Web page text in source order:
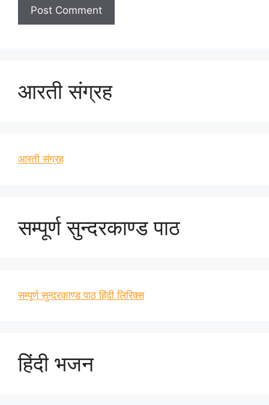
आरती संग्रह
आरती संग्रह
सम्पूर्ण सुन्दरकाण्ड पाठ
सम्पूर्ण सुन्दरकाण्ड पाठ हिंदी लिरिक्स
हिंदी भजन